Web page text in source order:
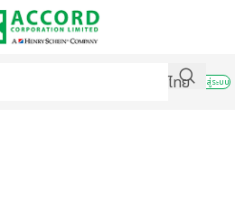
ไทย
เข้าสู่ระบบ